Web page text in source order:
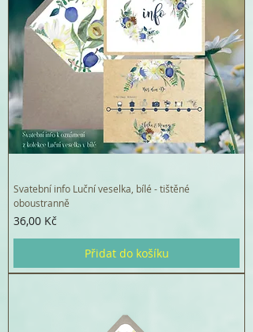
Svatební info Luční veselka, bílé - tištěné
oboustranně
Cena
36,00 Kč
Přidat do košíku